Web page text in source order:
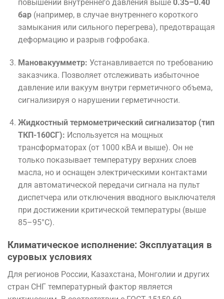
повышении внутреннего давления выше 0.35–0.40
бар(например, в случае внутреннего короткого
замыкания или сильного перегрева), предотвращая
деформацию и разрыв гофробака.
Мановакуумметр: Устанавливается по требованию
заказчика. Позволяет отслеживать избыточное
давление или вакуум внутри герметичного объема,
сигнализируя о нарушении герметичности.
Жидкостный термометрический сигнализатор (тип
ТКП-160СГ): Используется на мощных
трансформаторах (от 1000 кВА и выше). Он не
только показывает температуру верхних слоев
масла, но и оснащен электрическими контактами
для автоматической передачи сигнала на пульт
диспетчера или отключения вводного выключателя
при достижении критической температуры (выше
85–95°C).
Климатическое исполнение: Эксплуатация в
суровых условиях
Для регионов России, Казахстана, Монголии и других
стран СНГ температурный фактор является